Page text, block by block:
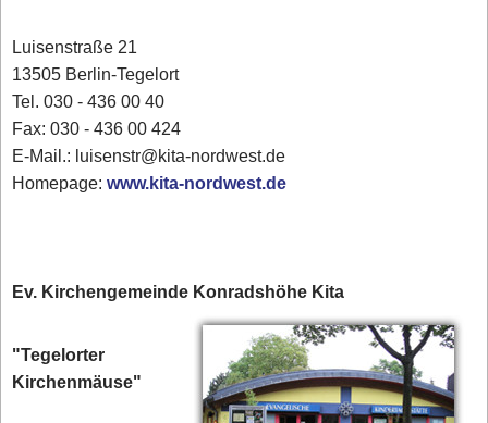
Luisenstraße 21
13505 Berlin-Tegelort
Tel. 030 - 436 00 40
Fax: 030 - 436 00 424
E-Mail.: luisenstr@kita-nordwest.de
Homepage:www.kita-nordwest.de
Ev. Kirchengemeinde Konradshöhe Kita
"Tegelorter
Kirchenmäuse"